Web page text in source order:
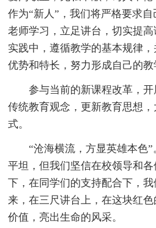
作为“新人”，我们将严格要求
老师学习，立足讲台，切实提
实践中，遵循教学的基本规律
优势和特长，努力形成自己的
参与当前的新课程改革，
传统教育观念，更新教育思想
式。
“沧海横流，方显英雄本色
平坦，但我们坚信在校领导和
下，在同学们的支持配合下，
来，在三尺讲台上，在这块红
价值，亮出生命的风采。